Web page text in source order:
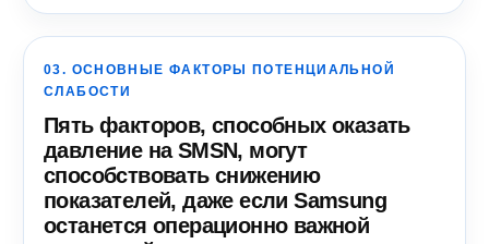
03. ОСНОВНЫЕ ФАКТОРЫ ПОТЕНЦИАЛЬНОЙ
СЛАБОСТИ
Пять факторов, способных оказать
давление на SMSN, могут
способствовать снижению
показателей, даже если Samsung
останется операционно важной